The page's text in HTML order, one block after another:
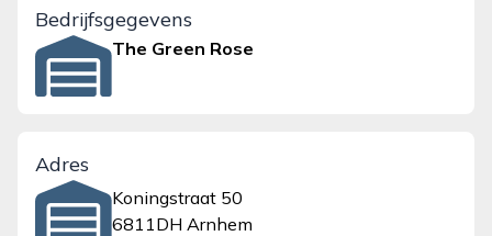
Bedrijfsgegevens
The Green Rose
Adres
Koningstraat 50
6811DH Arnhem